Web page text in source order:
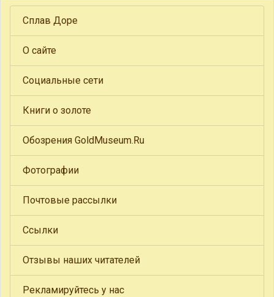
Сплав Доре
О сайте
Социальные сети
Книги о золоте
Обозрения GoldMuseum.Ru
Фотографии
Почтовые рассылки
Ссылки
Отзывы наших читателей
Рекламируйтесь у нас